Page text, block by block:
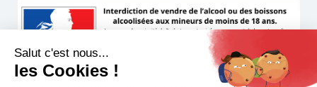
L'abus d'alcool est dangereux pour la santé, à consommer